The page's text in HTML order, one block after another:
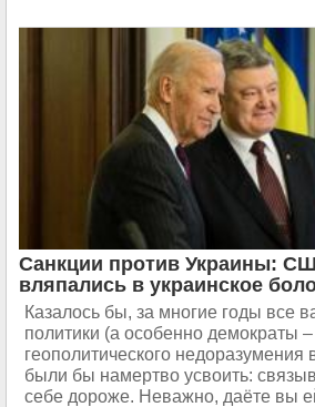
Санкции против Украины:
вляпались в украинское
Казалось бы, за многие годы все
политики (а особенно демократы
геополитического
были бы намертво усвоить:
себе дороже. Неважно, даёте вы